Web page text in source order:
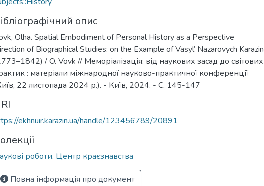
опис
Olha. Spatial Embodiment оf Personal History аs а Perspective
оf Biographical Studies: оn the Example оf Vasyl’ Nazarovych Karazin
/ O. Vovk // Меморіалізація: від наукових засад до світових
: матеріали міжнародної науково-практичної конференції
22 листопада 2024 р.). - Київ, 2024. - С. 145-147
ekhnuir.karazin.ua/handle/123456789/20891
роботи. Центр краєзнавства
Повна інформація про документ